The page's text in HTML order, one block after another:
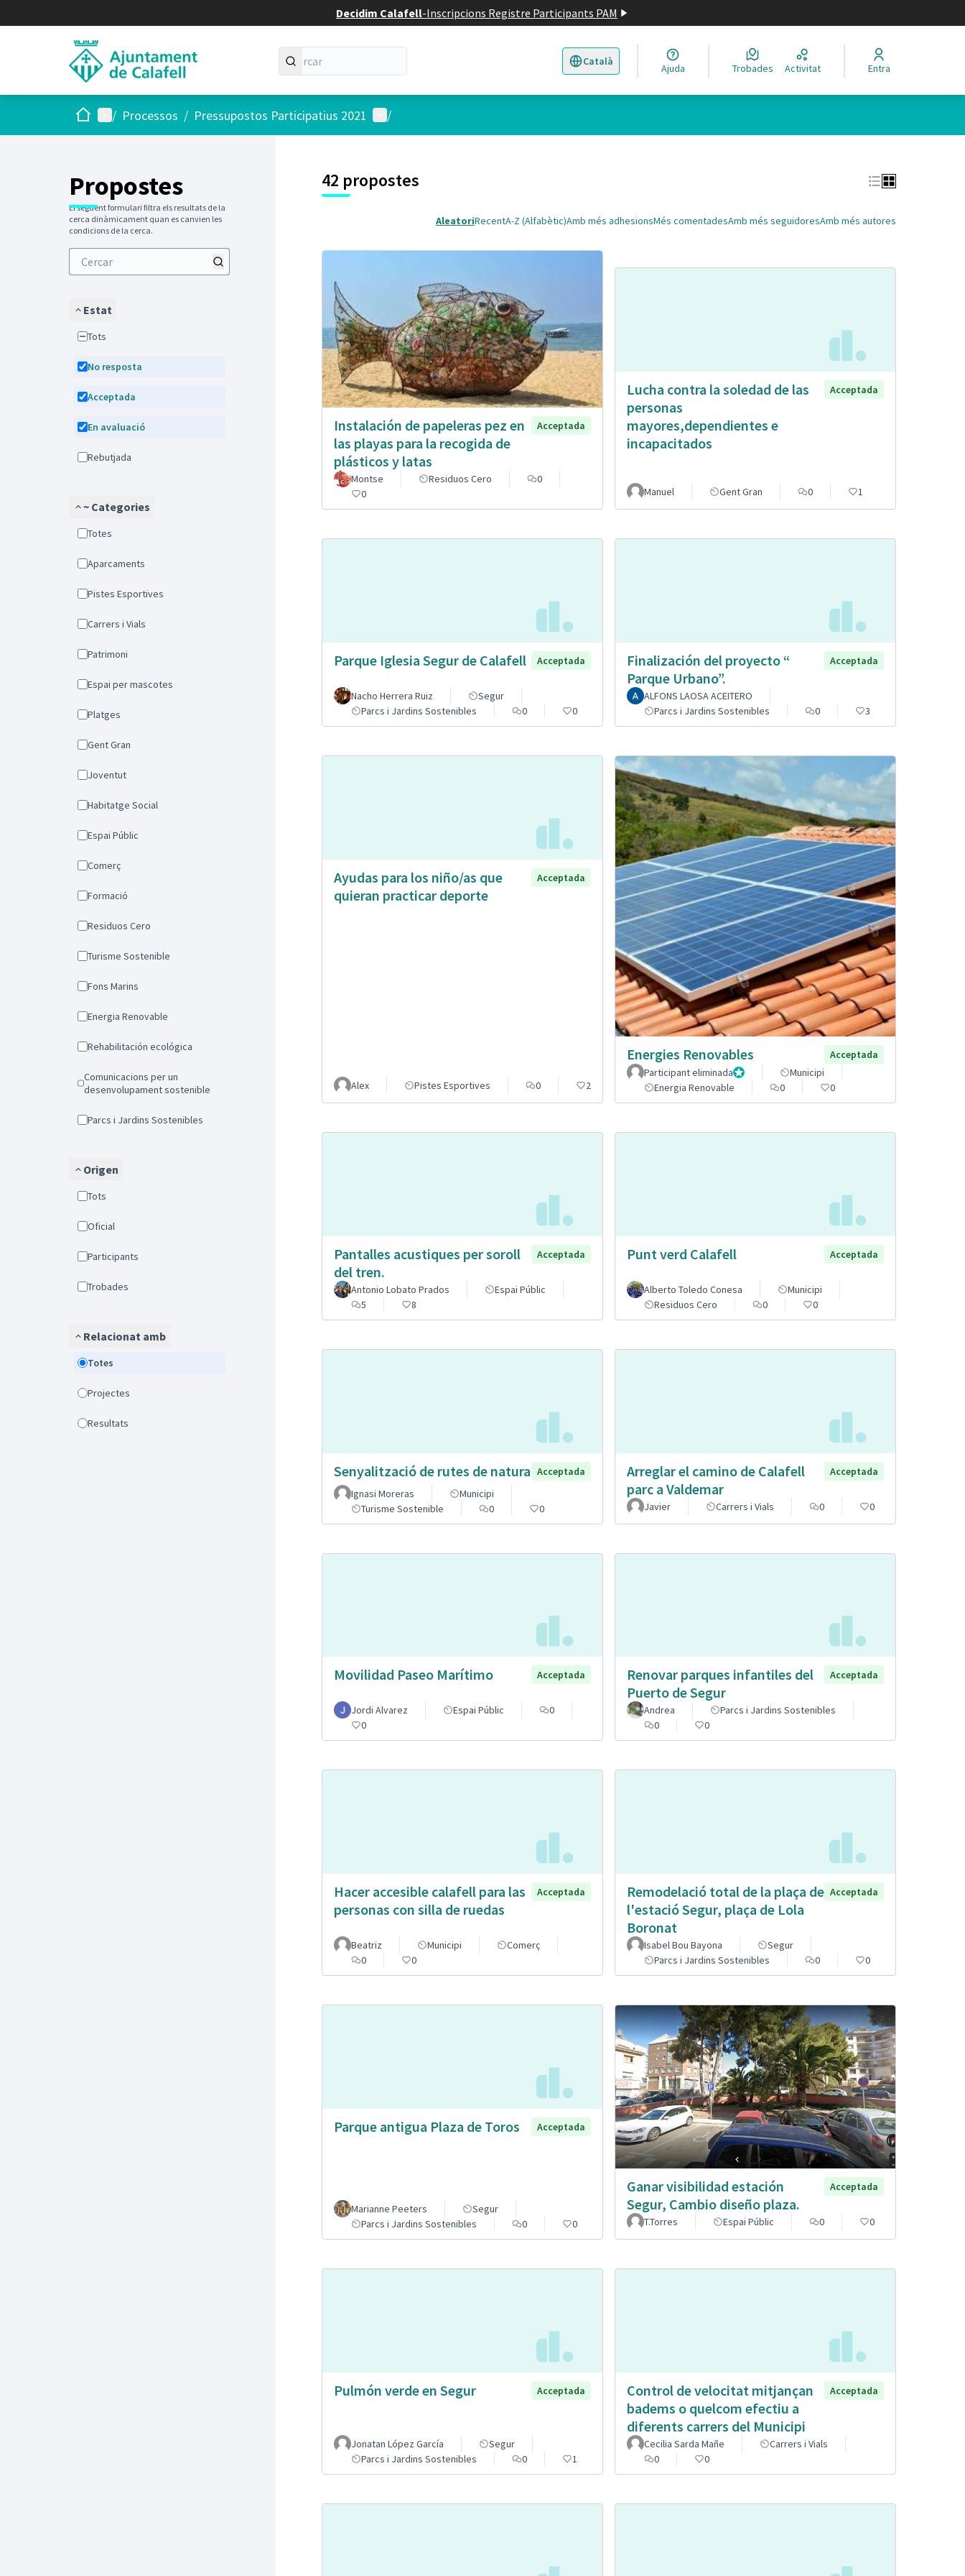
Decidim Calafell-Inscripcions Registre Participants PAM
Català
Triar la llengua Elegir el idioma
Ajuda Trobades Activitat Entra
Inici Menú principal
/ Processos / Pressupostos Participatius 2021 Menú d'usuari
/
Propostes
El següent formulari filtra els resultats de la
cerca dinàmicament quan es canvien les
condicions de la cerca.
Estat
Tots
No resposta
Acceptada
En avaluació
Rebutjada
~ Categories
Totes
Aparcaments
Pistes Esportives
Carrers i Vials
Patrimoni
Espai per mascotes
Platges
Gent Gran
Joventut
Habitatge Social
Espai Públic
Comerç
Formació
Residuos Cero
Turisme Sostenible
Fons Marins
Energia Renovable
Rehabilitación ecológica
Comunicacions per un
desenvolupament sostenible
Parcs i Jardins Sostenibles
Origen
Tots
Oficial
Participants
Trobades
Relacionat amb
Totes
Projectes
Resultats
42 propostes
AleatoriRecentA-Z (Alfabètic)Amb més adhesionsMés comentadesAmb més seguidoresAmb més autores
Instalación de papeleras pez en
las playas para la recogida de
plásticos y latas
Acceptada
Montse Residuos Cero
0
0
Lucha contra la soledad de las
personas
mayores,dependientes e
incapacitados
Acceptada
Manuel Gent Gran 0 1
Parque Iglesia Segur de Calafell Acceptada
Nacho Herrera Ruiz
Segur
Parcs i Jardins Sostenibles
0 0
Finalización del proyecto “
Parque Urbano”.
Acceptada
ALFONS LAOSA ACEITERO
Parcs i Jardins Sostenibles
0 3
Ayudas para los niño/as que
quieran practicar deporte
Acceptada
Alex Pistes Esportives 0 2
Energies Renovables
Acceptada
Participant eliminadaAdministradorMunicipi
Energia Renovable
0 0
Pantalles acustiques per soroll
del tren.
Acceptada
Antonio Lobato Prados
Espai Públic
5
8
Punt verd Calafell Acceptada
Alberto Toledo Conesa
Municipi
Residuos Cero
0 0
Senyalització de rutes de natura Acceptada
Ignasi Moreras
Municipi
Turisme Sostenible
0 0
Arreglar el camino de Calafell
parc a Valdemar
Acceptada
Javier Carrers i Vials 0 0
Movilidad Paseo Marítimo Acceptada
Jordi Alvarez Espai Públic
0
0
Renovar parques infantiles del
Puerto de Segur
Acceptada
Andrea
Parcs i Jardins Sostenibles
0
0
Hacer accesible calafell para las
personas con silla de ruedas
Acceptada
Beatriz Municipi
Comerç
0
0
Remodelació total de la plaça de
l'estació Segur, plaça de Lola
Boronat
Acceptada
Isabel Bou Bayona
Segur
Parcs i Jardins Sostenibles
0 0
Parque antigua Plaza de Toros Acceptada
Marianne Peeters
Segur
Parcs i Jardins Sostenibles
0 0
Ganar visibilidad estación
Segur, Cambio diseño plaza.
Acceptada
T.Torres Espai Públic 0 0
Pulmón verde en Segur Acceptada
Jonatan López García
Segur
Parcs i Jardins Sostenibles
0 1
Control de velocitat mitjançan
badems o quelcom efectiu a
diferents carrers del Municipi
Acceptada
Cecilia Sarda Mañe
Carrers i Vials
0
0